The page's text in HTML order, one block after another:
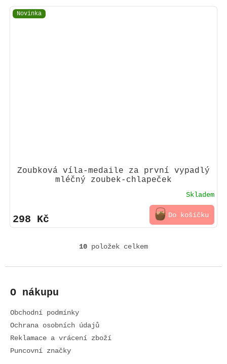
Novinka
Zoubková víla-medaile za první vypadlý
mléčný zoubek-chlapeček
Skladem
298 Kč Do košíčku
O
l
10 položek celkem
O nákupu
Obchodní podmínky
Ochrana osobních údajů
Reklamace a vrácení zboží
Puncovní značky